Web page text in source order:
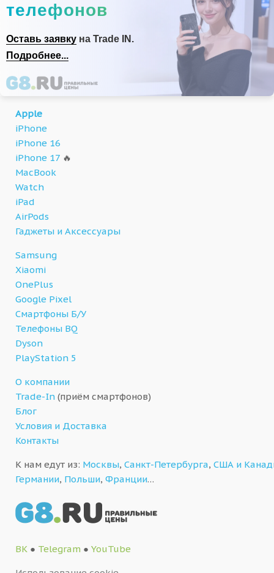
телефонов
Оставь заявку на Trade IN.
Подробнее...
Apple
iPhone
iPhone 16
iPhone 17 🔥
MacBook
Watch
iPad
AirPods
Гаджеты и Аксессуары
Samsung
Xiaomi
OnePlus
Google Pixel
Смартфоны Б/У
Телефоны BQ
Dyson
PlayStation 5
О компании
Trade-In (приём смартфонов)
Блог
Условия и Доставка
Контакты
К нам едут из: Москвы, Санкт-Петербурга, США и
Германии, Польши, Франции…
ВК ● Telegram ● YouTube